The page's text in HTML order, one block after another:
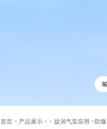
首页 > 产品展示 > > 旋涡气泵应用 >防